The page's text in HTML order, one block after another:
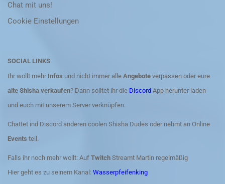
Chat mit uns!
Cookie Einstellungen
SOCIAL LINKS
Ihr wollt mehr Infos und nicht immer alle Angebote verpassen oder eure
alte Shisha verkaufen? Dann solltet ihr die Discord App herunter laden
und euch mit unserem Server verknüpfen.
Chattet ind Discord anderen coolen Shisha Dudes oder nehmt an Online
Events teil.
Falls ihr noch mehr wollt: Auf Twitch Streamt Martin regelmäßig
Hier geht es zu seinem Kanal: Wasserpfeifenking